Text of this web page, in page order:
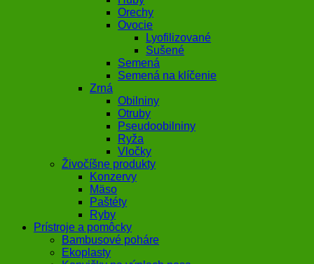
Orechy
Ovocie
Lyofilizované
Sušené
Semená
Semená na klíčenie
Zrná
Obilniny
Otruby
Pseudoobilniny
Ryža
Vločky
Živočíšne produkty
Konzervy
Mäso
Paštéty
Ryby
Prístroje a pomôcky
Bambusové poháre
Ekoplasty